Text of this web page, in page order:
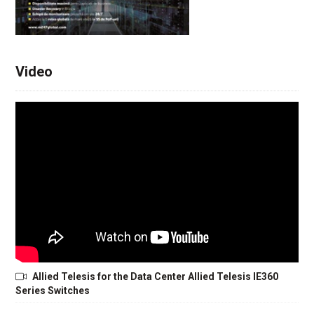
Video
Allied Telesis for the Data Center Allied Telesis IE360
Series Switches